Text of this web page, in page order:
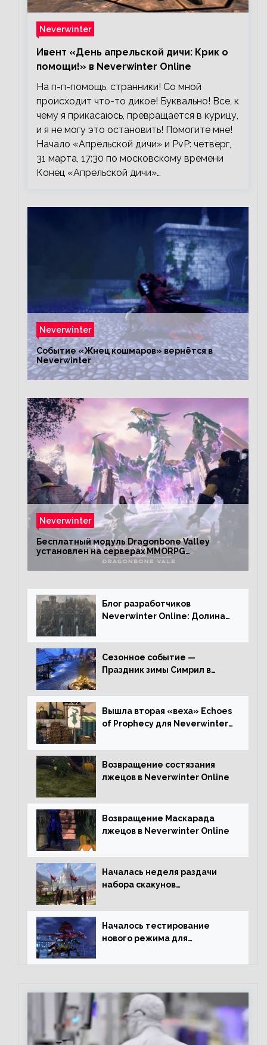
Neverwinter
Ивент «День апрельской дичи: Крик о
помощи!» в Neverwinter Online
На п-п-помощь, странники! Со мной
происходит что-то дикое! Буквально! Все, к
чему я прикасаюсь, превращается в курицу,
и я не могу это остановить! Помогите мне!
Начало «Апрельской дичи» и PvP: четверг,
31 марта, 17:30 по московскому времени
Конец «Апрельской дичи»…
Neverwinter
Событие «Жнец кошмаров» вернётся в
Neverwinter
Neverwinter
Бесплатный модуль Dragonbone Valley
установлен на серверах MMORPG
Блог разработчиков
Neverwinter Online: Долина
Сезонное событие —
Праздник зимы Симрил в
Вышла вторая «веха» Echoes
of Prophecy для Neverwinter
Возвращение состязания
лжецов в Neverwinter Online
Возвращение Маскарада
лжецов в Neverwinter Online
Началась неделя раздачи
набора скакунов
Началось тестирование
нового режима для
online